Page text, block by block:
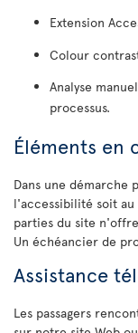
Extension
Colour
Analyse
processus.
Éléments en
Dans une démarche
l'accessibilité soit
parties du site
Un échéancier de
Assistance
Les passagers